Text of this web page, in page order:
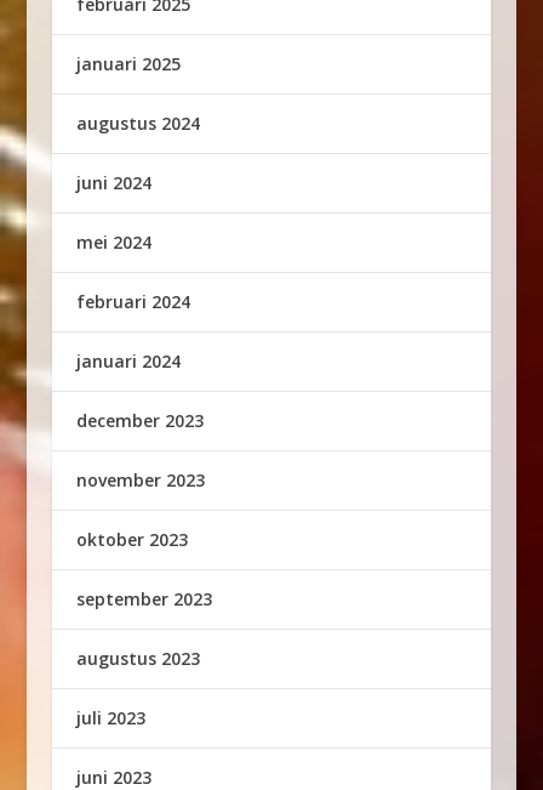
januari 2025
augustus 2024
juni 2024
mei 2024
februari 2024
januari 2024
december 2023
november 2023
oktober 2023
september 2023
augustus 2023
juli 2023
juni 2023